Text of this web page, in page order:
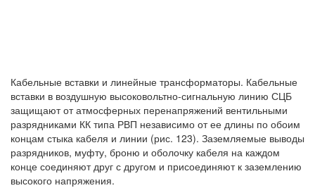
Кабельные вставки и линейные трансформаторы. Кабельные
вставки в воздушную высоковольтно-сигнальную линию СЦБ
защищают от атмосферных перенапряжений вентильными
разрядниками КК типа РВП независимо от ее длины по обоим
концам стыка кабеля и линии (рис. 123). Заземляемые выводы
разрядников, муфту, броню и оболочку кабеля на каждом
конце соединяют друг с другом и присоединяют к заземлению
высокого напряжения.